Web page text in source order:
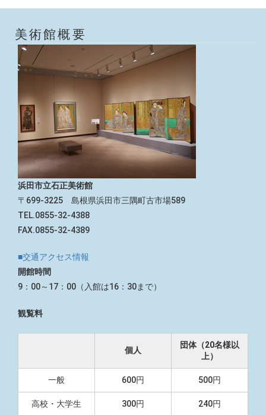
美術館概要
浜田市立石正美術館
〒699-3225 島根県浜田市三隅町古市場589
TEL.0855-32-4388
FAX.0855-32-4389
■交通アクセス情報
開館時間
9：00～17：00（入館は16：30まで）
観覧料
個人
団体（20名様以
上）
一般 600円 500円
高校・大学生 300円 240円